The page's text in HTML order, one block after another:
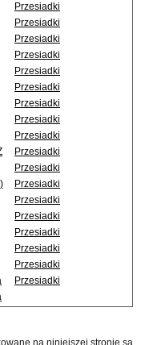
Przesiadki
Przesiadki
Przesiadki
Przesiadki
Przesiadki
Przesiadki
Przesiadki
Przesiadki
Przesiadki
Przesiadki
Przesiadki
Przesiadki
Przesiadki
Przesiadki
Przesiadki
Przesiadki
Przesiadki
Przesiadki
na niniejszej stronie są